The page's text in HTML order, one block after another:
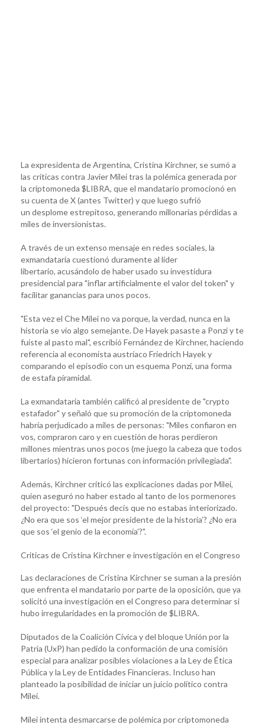
La expresidenta de Argentina, Cristina Kirchner, se sumó a
las críticas contra Javier Milei tras la polémica generada por
la criptomoneda $LIBRA, que el mandatario promocionó en
su cuenta de X (antes Twitter) y que luego sufrió
un desplome estrepitoso, generando millonarias pérdidas a
miles de inversionistas.
A través de un extenso mensaje en redes sociales, la
exmandataria cuestionó duramente al líder
libertario, acusándolo de haber usado su investidura
presidencial para "inflar artificialmente el valor del token" y
facilitar ganancias para unos pocos.
"Esta vez el Che Milei no va porque, la verdad, nunca en la
historia se vio algo semejante. De Hayek pasaste a Ponzi y te
fuiste al pasto mal", escribió Fernández de Kirchner, haciendo
referencia al economista austríaco Friedrich Hayek y
comparando el episodio con un esquema Ponzi, una forma
de estafa piramidal.
La exmandataria también calificó al presidente de "crypto
estafador" y señaló que su promoción de la criptomoneda
habría perjudicado a miles de personas: "Miles confiaron en
vos, compraron caro y en cuestión de horas perdieron
millones mientras unos pocos (me juego la cabeza que todos
libertarios) hicieron fortunas con información privilegiada".
Además, Kirchner criticó las explicaciones dadas por Milei,
quien aseguró no haber estado al tanto de los pormenores
del proyecto: "Después decís que no estabas interiorizado.
¿No era que sos ‘el mejor presidente de la historia’? ¿No era
que sos ‘el genio de la economía’?".
Criticas de Cristina Kirchner e investigación en el Congreso
Las declaraciones de Cristina Kirchner se suman a la presión
que enfrenta el mandatario por parte de la oposición, que ya
solicitó una investigación en el Congreso para determinar si
hubo irregularidades en la promoción de $LIBRA.
Diputados de la Coalición Cívica y del bloque Unión por la
Patria (UxP) han pedido la conformación de una comisión
especial para analizar posibles violaciones a la Ley de Ética
Pública y la Ley de Entidades Financieras. Incluso han
planteado la posibilidad de iniciar un juicio político contra
Milei.
Milei intenta desmarcarse de polémica por criptomoneda